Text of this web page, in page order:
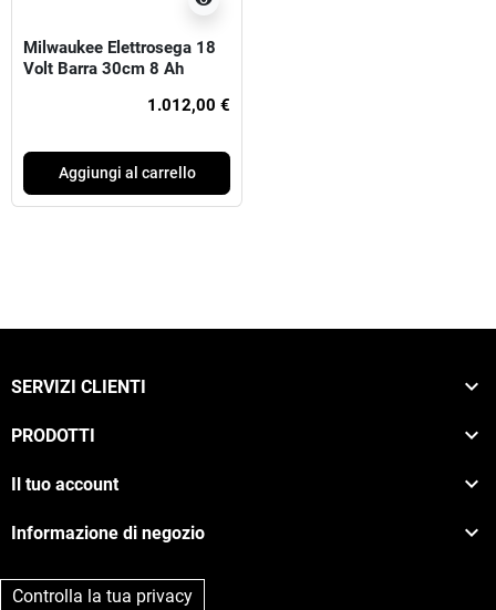
Milwaukee Elettrosega 18
Volt Barra 30cm 8 Ah
1.012,00 €
Aggiungi al carrello
SERVIZI CLIENTI 
PRODOTTI 
Il tuo account 
Informazione di negozio 
Controlla la tua privacy